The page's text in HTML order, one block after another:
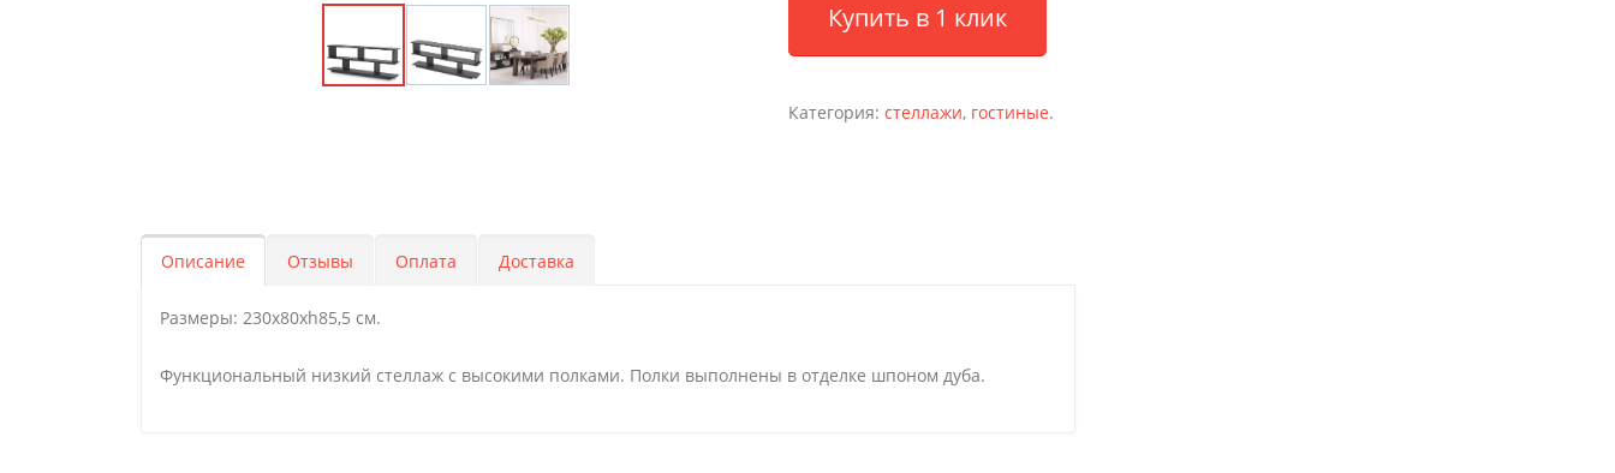
Купить в 1 клик
Категория: стеллажи, гостиные.
Описание Отзывы Оплата Доставка
Размеры: 230х80хh85,5 см.
Функциональный низкий стеллаж с высокими полками. Полки выполнены в отделке шпоном дуба.